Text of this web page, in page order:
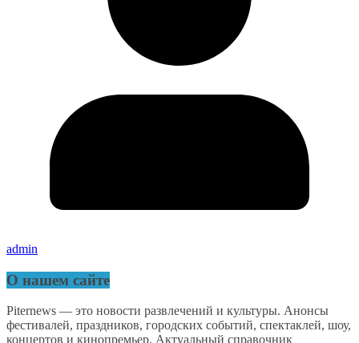
admin
О нашем сайте
Piternews — это новости развлечений и культуры. Анонсы
фестивалей, праздников, городских событий, спектаклей, шоу,
концертов и кинопремьер. Актуальный справочник